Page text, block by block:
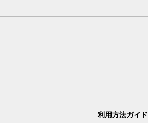
利用方法ガイド